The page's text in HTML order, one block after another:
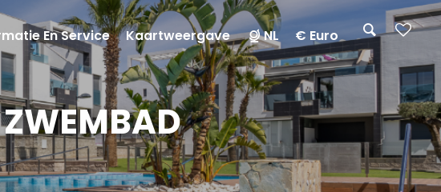
En Service Kaartweergave NL € Euro